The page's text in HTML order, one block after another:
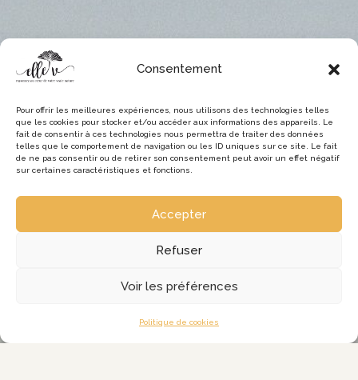
Consentement
Pour offrir les meilleures expériences, nous utilisons des technologies telles
que les cookies pour stocker et/ou accéder aux informations des appareils. Le
fait de consentir à ces technologies nous permettra de traiter des données
telles que le comportement de navigation ou les ID uniques sur ce site. Le fait
de ne pas consentir ou de retirer son consentement peut avoir un effet négatif
sur certaines caractéristiques et fonctions.
Accepter
Refuser
Voir les préférences
Politique de cookies